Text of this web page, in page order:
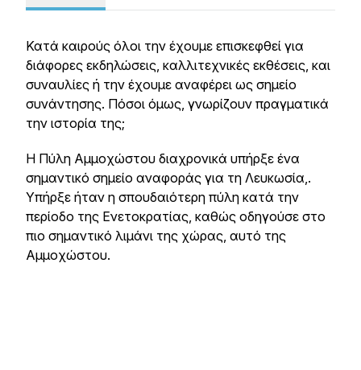
Κατά καιρούς όλοι την έχουμε επισκεφθεί για
διάφορες εκδηλώσεις, καλλιτεχνικές εκθέσεις, και
συναυλίες ή την έχουμε αναφέρει ως σημείο
συνάντησης. Πόσοι όμως, γνωρίζουν πραγματικά
την ιστορία της;
Η Πύλη Αμμοχώστου διαχρονικά υπήρξε ένα
σημαντικό σημείο αναφοράς για τη Λευκωσία,.
Υπήρξε ήταν η σπουδαιότερη πύλη κατά την
περίοδο της Ενετοκρατίας, καθώς οδηγούσε στο
πιο σημαντικό λιμάνι της χώρας, αυτό της
Αμμοχώστου.